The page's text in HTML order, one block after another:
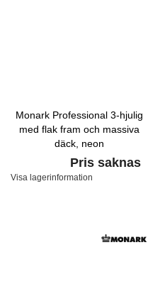
Monark Professional 3-hjulig
med flak fram och massiva
däck, neon
Pris saknas
Visa lagerinformation